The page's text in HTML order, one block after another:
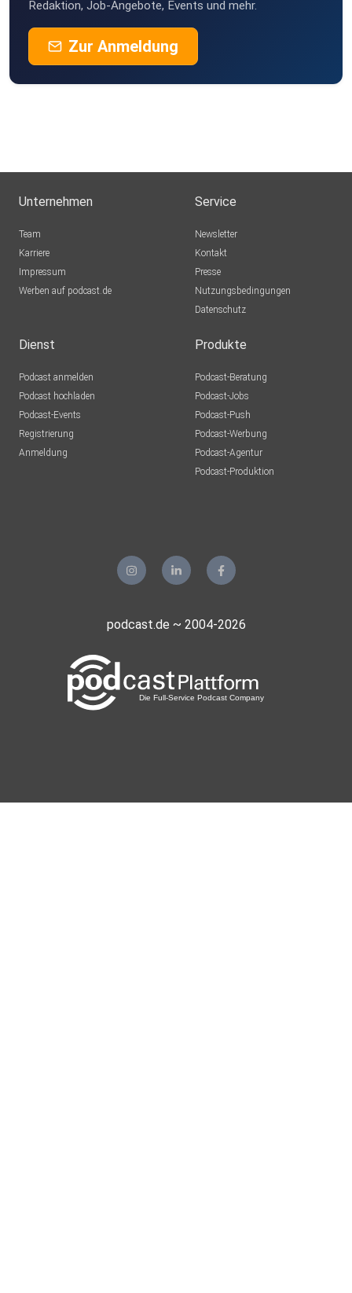
Redaktion, Job-Angebote, Events und mehr.
Zur Anmeldung
Unternehmen
Team
Karriere
Impressum
Werben auf podcast.de
Service
Newsletter
Kontakt
Presse
Nutzungsbedingungen
Datenschutz
Dienst
Podcast anmelden
Podcast hochladen
Podcast-Events
Registrierung
Anmeldung
Produkte
Podcast-Beratung
Podcast-Jobs
Podcast-Push
Podcast-Werbung
Podcast-Agentur
Podcast-Produktion
podcast.de ~ 2004-2026